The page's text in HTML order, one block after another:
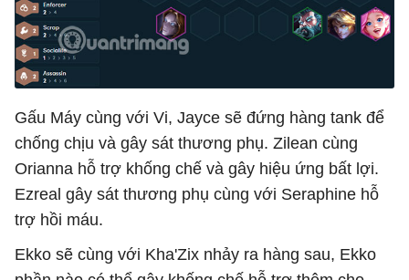
Gấu Máy cùng với Vi, Jayce sẽ đứng hàng tank để
chống chịu và gây sát thương phụ. Zilean cùng
Orianna hỗ trợ khống chế và gây hiệu ứng bất lợi.
Ezreal gây sát thương phụ cùng với Seraphine hỗ
trợ hồi máu.
Ekko sẽ cùng với Kha'Zix nhảy ra hàng sau, Ekko